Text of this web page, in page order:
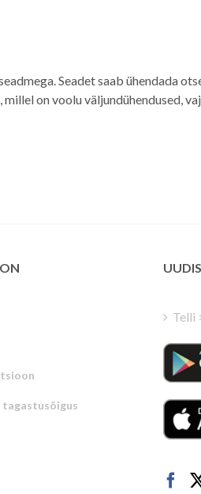
Seadet saab ühendada
on voolu väljundühendused,
Telli